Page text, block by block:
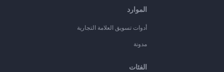
الموارد
أدوات تسويق العلامة التجارية
مدونة
الفئات